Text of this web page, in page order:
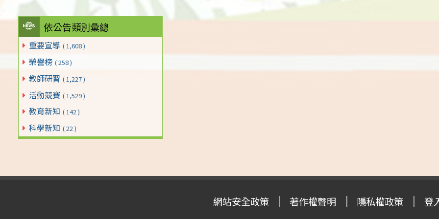
依公告類別彙總
重要宣導 ( 1,608 )
榮譽榜 ( 258 )
教師研習 ( 1,227 )
活動競賽 ( 1,529 )
教育新知 ( 142 )
科學新知 ( 22 )
網站安全政策 著作權聲明 隱私權政策 登